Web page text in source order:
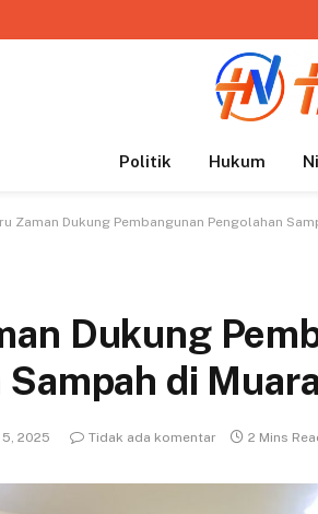
Politik Hukum
Zaman Dukung Pembangunan Pengolahan
Dukung
Sampah di
5, 2025 Tidak ada komentar 2 Mins